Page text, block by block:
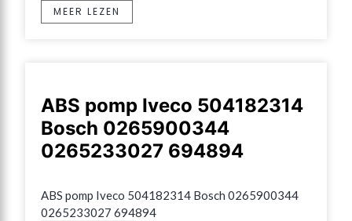
MEER LEZEN
ABS pomp Iveco 504182314
Bosch 0265900344
0265233027 694894
ABS pomp Iveco 504182314 Bosch 0265900344
0265233027 694894